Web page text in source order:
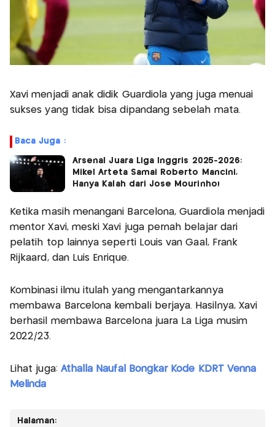
Xavi menjadi anak didik Guardiola yang juga menuai
sukses yang tidak bisa dipandang sebelah mata.
Baca Juga :
Arsenal Juara Liga Inggris 2025-2026:
Mikel Arteta Samai Roberto Mancini,
Hanya Kalah dari Jose Mourinho!
Ketika masih menangani Barcelona, Guardiola menjadi
mentor Xavi, meski Xavi juga pernah belajar dari
pelatih top lainnya seperti Louis van Gaal, Frank
Rijkaard, dan Luis Enrique.
Kombinasi ilmu itulah yang mengantarkannya
membawa Barcelona kembali berjaya. Hasilnya, Xavi
berhasil membawa Barcelona juara La Liga musim
2022/23.
Lihat juga: Athalla Naufal Bongkar Kode KDRT Venna
Melinda
Halaman: